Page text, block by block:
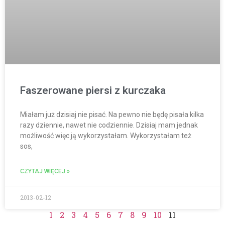
Faszerowane piersi z kurczaka
Miałam już dzisiaj nie pisać. Na pewno nie będę pisała kilka
razy dziennie, nawet nie codziennie. Dzisiaj mam jednak
możliwość więc ją wykorzystałam. Wykorzystałam też
sos,
CZYTAJ WIĘCEJ »
2013-02-12
1 2 3 4 5 6 7 8 9 10 11